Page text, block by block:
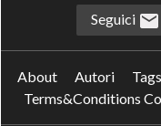
Seguici
About Autori Tags
Terms&Conditions